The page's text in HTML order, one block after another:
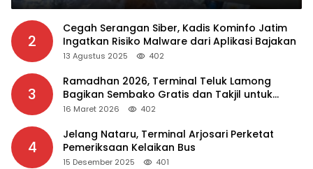
2
Cegah Serangan Siber, Kadis Kominfo Jatim
Ingatkan Risiko Malware dari Aplikasi Bajakan
13 Agustus 2025 402
3
Ramadhan 2026, Terminal Teluk Lamong
Bagikan Sembako Gratis dan Takjil untuk
Masyarakat
16 Maret 2026 402
4
Jelang Nataru, Terminal Arjosari Perketat
Pemeriksaan Kelaikan Bus
15 Desember 2025 401